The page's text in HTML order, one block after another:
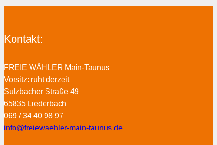
Kontakt:
FREIE WÄHLER Main-Taunus
Vorsitz: ruht derzeit
Sulzbacher Straße 49
65835 Liederbach
069 / 34 40 98 97
info@freiewaehler-main-taunus.de